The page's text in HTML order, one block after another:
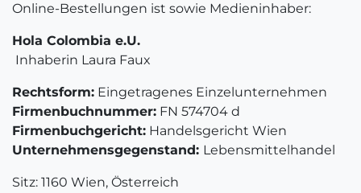
Online-Bestellungen ist sowie Medieninhaber:
Hola Colombia e.U.
Inhaberin Laura Faux
Rechtsform: Eingetragenes Einzelunternehmen
Firmenbuchnummer: FN 574704 d
Firmenbuchgericht: Handelsgericht Wien
Unternehmensgegenstand: Lebensmittelhandel ​
Sitz: 1160 Wien, Österreich